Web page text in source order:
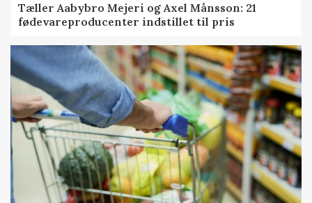
Tæller Aabybro Mejeri og Axel Månsson: 21
fødevareproducenter indstillet til pris